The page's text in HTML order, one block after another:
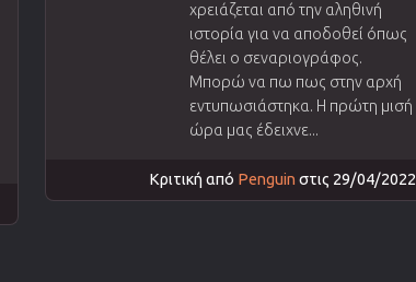
χρειάζεται από την αληθινή
ιστορία για να αποδοθεί όπως
θέλει ο σεναριογράφος.
Μπορώ να πω πως στην αρχή
εντυπωσιάστηκα. Η πρώτη μισή
ώρα μας έδειχνε...
Κριτική από Penguin στις 29/04/2022